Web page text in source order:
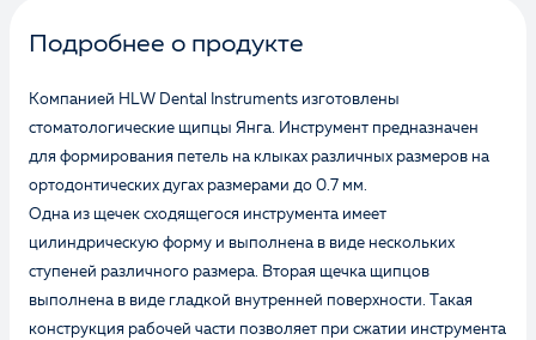
Подробнее о продукте
Компанией HLW Dental Instruments изготовлены
стоматологические щипцы Янга. Инструмент предназначен
для формирования петель на клыках различных размеров на
ортодонтических дугах размерами до 0.7 мм.
Одна из щечек сходящегося инструмента имеет
цилиндрическую форму и выполнена в виде нескольких
ступеней различного размера. Вторая щечка щипцов
выполнена в виде гладкой внутренней поверхности. Такая
конструкция рабочей части позволяет при сжатии инструмента